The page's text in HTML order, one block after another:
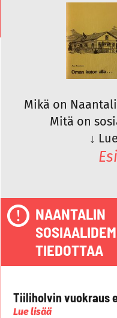
Mikä on
Mitä on
↓
NAANTALIN
TIEDOTTAA
Tiiliholvin vuokraus
Lue lisää